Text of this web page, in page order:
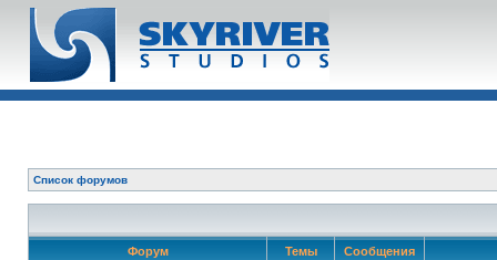
Список форумов
Форум Темы Сообщения